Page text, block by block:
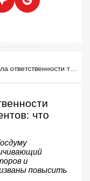
Новые правила ответственности туроператоров и турагентов: что изменится
что
и
повысить